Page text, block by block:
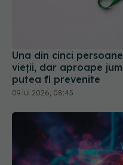
Una din cinci
vieții, dar aproape
putea fi prevenite
09 iul 2026, 08:45